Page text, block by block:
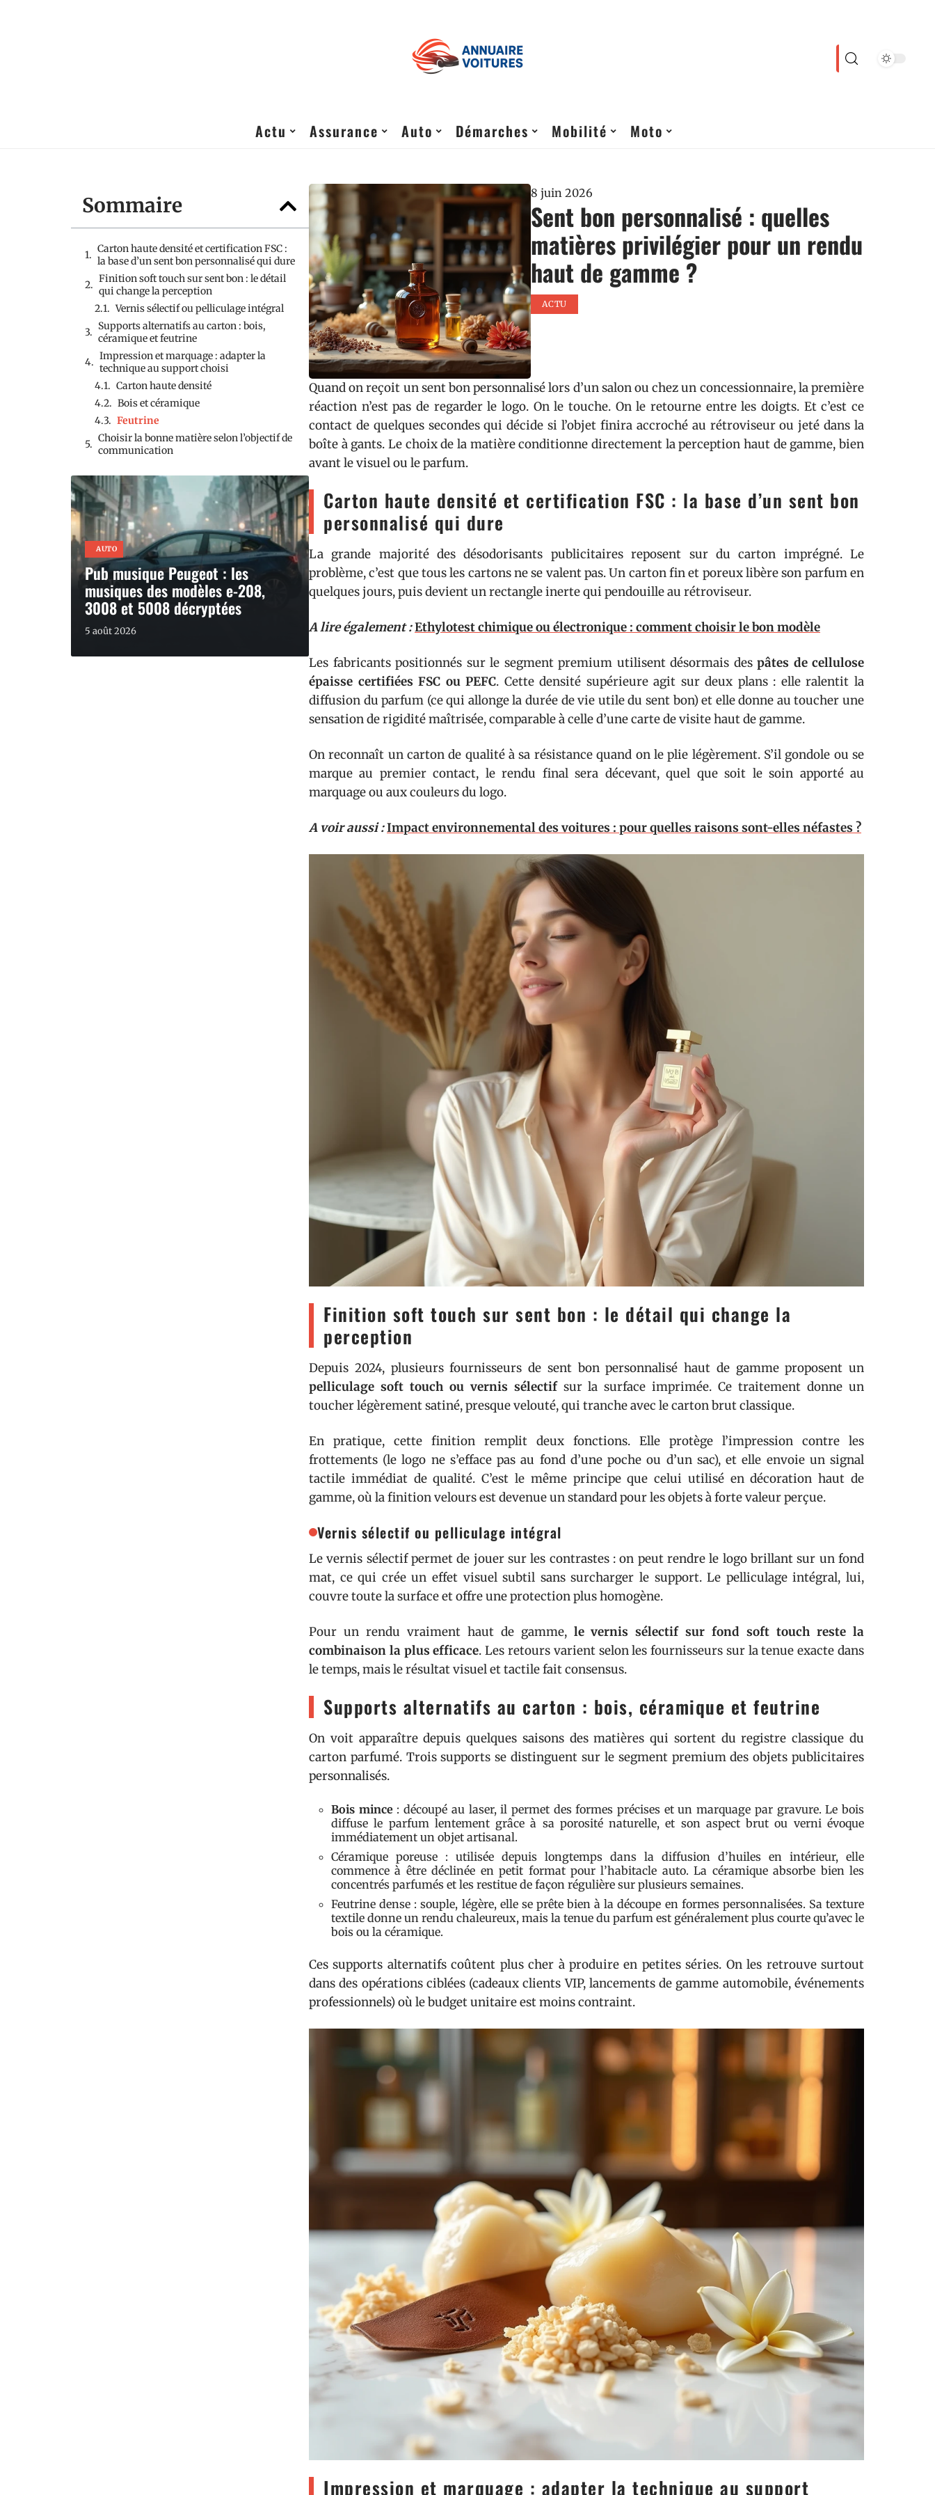
Actu Assurance Auto Démarches Mobilité Moto
Sommaire
Carton haute densité et certification FSC :
la base d’un sent bon personnalisé qui dure
Finition soft touch sur sent bon : le détail
qui change la perception
Vernis sélectif ou pelliculage intégral
Supports alternatifs au carton : bois,
céramique et feutrine
Impression et marquage : adapter la
technique au support choisi
Carton haute densité
Bois et céramique
Feutrine
Choisir la bonne matière selon l’objectif de
communication
AUTO
Pub musique Peugeot : les
musiques des modèles e-208,
3008 et 5008 décryptées
5 août 2026
8 juin 2026
Sent bon personnalisé : quelles
matières privilégier pour un rendu
haut de gamme ?
ACTU
Quand on reçoit un sent bon personnalisé lors d’un salon ou chez un concessionnaire, la première
réaction n’est pas de regarder le logo. On le touche. On le retourne entre les doigts. Et c’est ce
contact de quelques secondes qui décide si l’objet finira accroché au rétroviseur ou jeté dans la
boîte à gants. Le choix de la matière conditionne directement la perception haut de gamme, bien
avant le visuel ou le parfum.
Carton haute densité et certification FSC : la base d’un sent bon
personnalisé qui dure
La grande majorité des désodorisants publicitaires reposent sur du carton imprégné. Le
problème, c’est que tous les cartons ne se valent pas. Un carton fin et poreux libère son parfum en
quelques jours, puis devient un rectangle inerte qui pendouille au rétroviseur.
A lire également :Ethylotest chimique ou électronique : comment choisir le bon modèle
Les fabricants positionnés sur le segment premium utilisent désormais des pâtes de cellulose
épaisse certifiées FSC ou PEFC. Cette densité supérieure agit sur deux plans : elle ralentit la
diffusion du parfum (ce qui allonge la durée de vie utile du sent bon) et elle donne au toucher une
sensation de rigidité maîtrisée, comparable à celle d’une carte de visite haut de gamme.
On reconnaît un carton de qualité à sa résistance quand on le plie légèrement. S’il gondole ou se
marque au premier contact, le rendu final sera décevant, quel que soit le soin apporté au
marquage ou aux couleurs du logo.
A voir aussi :Impact environnemental des voitures : pour quelles raisons sont-elles néfastes ?
Finition soft touch sur sent bon : le détail qui change la
perception
Depuis 2024, plusieurs fournisseurs de sent bon personnalisé haut de gamme proposent un
pelliculage soft touch ou vernis sélectifsur la surface imprimée. Ce traitement donne un
toucher légèrement satiné, presque velouté, qui tranche avec le carton brut classique.
En pratique, cette finition remplit deux fonctions. Elle protège l’impression contre les
frottements (le logo ne s’efface pas au fond d’une poche ou d’un sac), et elle envoie un signal
tactile immédiat de qualité. C’est le même principe que celui utilisé en décoration haut de
gamme, où la finition velours est devenue un standard pour les objets à forte valeur perçue.
Vernis sélectif ou pelliculage intégral
Le vernis sélectif permet de jouer sur les contrastes : on peut rendre le logo brillant sur un fond
mat, ce qui crée un effet visuel subtil sans surcharger le support. Le pelliculage intégral, lui,
couvre toute la surface et offre une protection plus homogène.
Pour un rendu vraiment haut de gamme, le vernis sélectif sur fond soft touch reste la
combinaison la plus efficace. Les retours varient selon les fournisseurs sur la tenue exacte dans
le temps, mais le résultat visuel et tactile fait consensus.
Supports alternatifs au carton : bois, céramique et feutrine
On voit apparaître depuis quelques saisons des matières qui sortent du registre classique du
carton parfumé. Trois supports se distinguent sur le segment premium des objets publicitaires
personnalisés.
Bois mince: découpé au laser, il permet des formes précises et un marquage par gravure. Le bois
diffuse le parfum lentement grâce à sa porosité naturelle, et son aspect brut ou verni évoque
immédiatement un objet artisanal.
Céramique poreuse : utilisée depuis longtemps dans la diffusion d’huiles en intérieur, elle
commence à être déclinée en petit format pour l’habitacle auto. La céramique absorbe bien les
concentrés parfumés et les restitue de façon régulière sur plusieurs semaines.
Feutrine dense : souple, légère, elle se prête bien à la découpe en formes personnalisées. Sa texture
textile donne un rendu chaleureux, mais la tenue du parfum est généralement plus courte qu’avec le
bois ou la céramique.
Ces supports alternatifs coûtent plus cher à produire en petites séries. On les retrouve surtout
dans des opérations ciblées (cadeaux clients VIP, lancements de gamme automobile, événements
professionnels) où le budget unitaire est moins contraint.
Impression et marquage : adapter la technique au support